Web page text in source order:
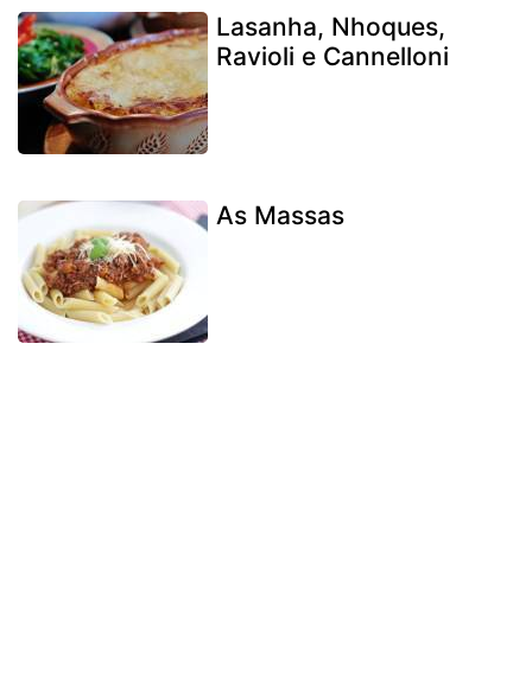
Lasanha, Nhoques,
Ravioli e Cannelloni
As Massas